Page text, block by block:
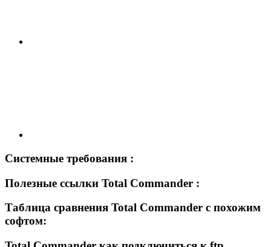
Системные требования :
Полезные ссылки Total Commander :
Таблица сравнения Total Commander с похожим
софтом: